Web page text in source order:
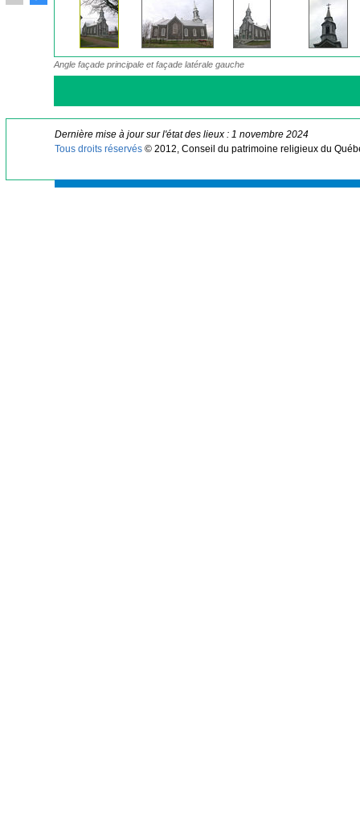
Angle façade principale et façade latérale gauche
Dernière mise à jour sur l'état des lieux : 1 novembre 2024
Tous droits réservés © 2012, Conseil du patrimoine religieux du